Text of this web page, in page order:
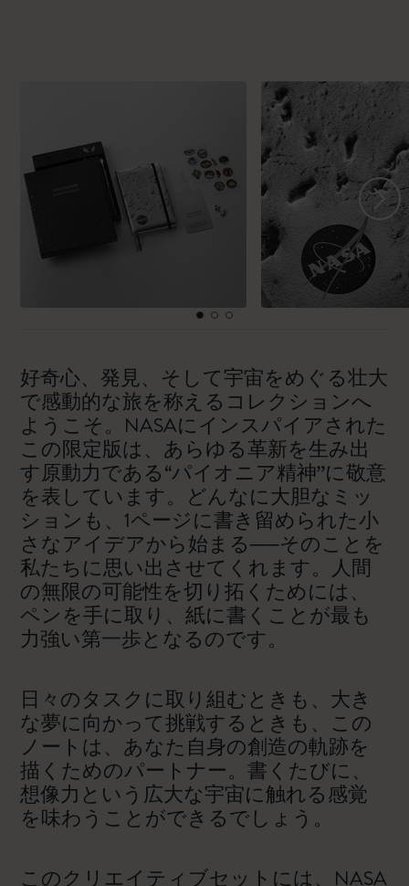
好奇心、発見、そして宇宙をめぐる壮大
で感動的な旅を称えるコレクションへ
ようこそ。NASAにインスパイアされた
この限定版は、あらゆる革新を生み出
す原動力である“パイオニア精神”に敬意
を表しています。どんなに大胆なミッ
ションも、1ページに書き留められた小
さなアイデアから始まる──そのことを
私たちに思い出させてくれます。人間
の無限の可能性を切り拓くためには、
ペンを手に取り、紙に書くことが最も
力強い第一歩となるのです。
日々のタスクに取り組むときも、大き
な夢に向かって挑戦するときも、この
ノートは、あなた自身の創造の軌跡を
描くためのパートナー。書くたびに、
想像力という広大な宇宙に触れる感覚
を味わうことができるでしょう。
このクリエイティブセットには、NASA